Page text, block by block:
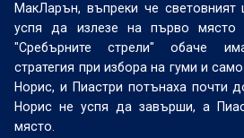
МакЛарън, въпреки че
успя да излезе на първо място
"Сребърните стрели" обаче
стратегия при избора на гуми и
Норис, и Пиастри потънаха почти
Норис не успя да завърши, а
място.